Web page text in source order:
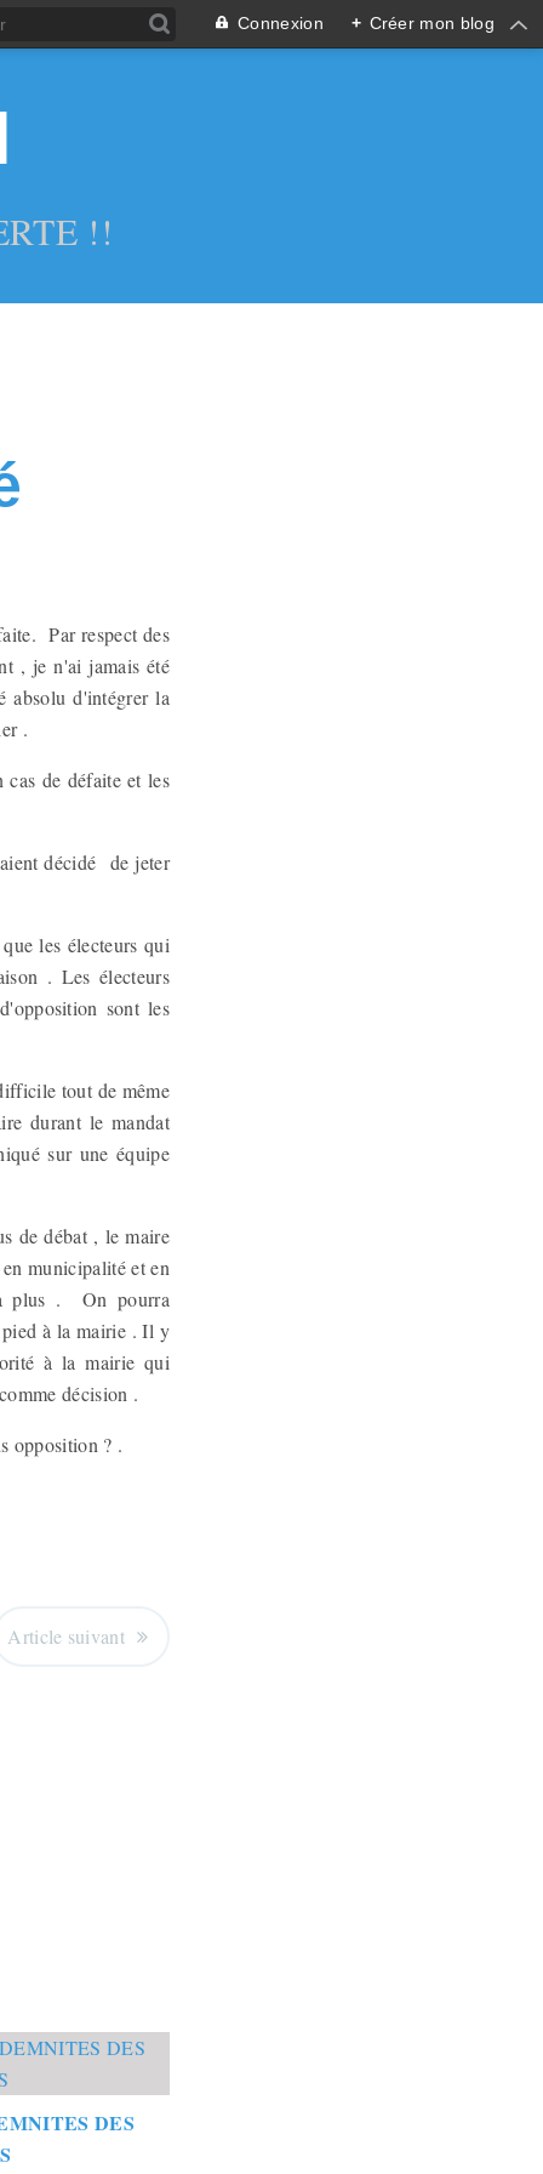
Connexion + Créer mon blog
!!
Par respect des
, je n'ai jamais été
absolu d'intégrer la
.
cas de défaite et les
décidé de jeter
les électeurs qui
. Les électeurs
sont les
tout de même
durant le mandat
sur une équipe
de débat , le maire
municipalité et en
plus . On pourra
pied à la mairie . Il y
à la mairie qui
décision .
opposition ? .
Article suivant
DES